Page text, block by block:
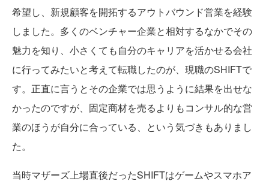
希望し、新規顧客を開拓するアウトバウンド営業を経験
しました。多くのベンチャー企業と相対するなかでその
魅力を知り、小さくても自分のキャリアを活かせる会社
に行ってみたいと考えて転職したのが、現職のSHIFTで
す。正直に言うとその企業では思うように結果を出せな
かったのですが、固定商材を売るよりもコンサル的な営
業のほうが自分に合っている、という気づきもありまし
た。
当時マザーズ上場直後だったSHIFTはゲームやスマホア